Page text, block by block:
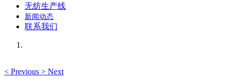
无纺生产线
新闻动态
联系我们
< Previous > Next